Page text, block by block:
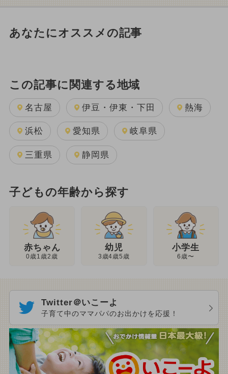
あなたにオススメの記事
この記事に関連する地域
名古屋 伊豆・伊東・下田 熱海
浜松 愛知県 岐阜県
三重県 静岡県
子どもの年齢から探す
赤ちゃん
0歳1歳2歳
幼児
3歳4歳5歳
小学生
6歳〜
Twitter＠いこーよ
子育て中のママパパのお出かけを応援！